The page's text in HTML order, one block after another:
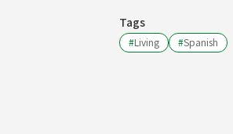
Tags
#Living #Spanish